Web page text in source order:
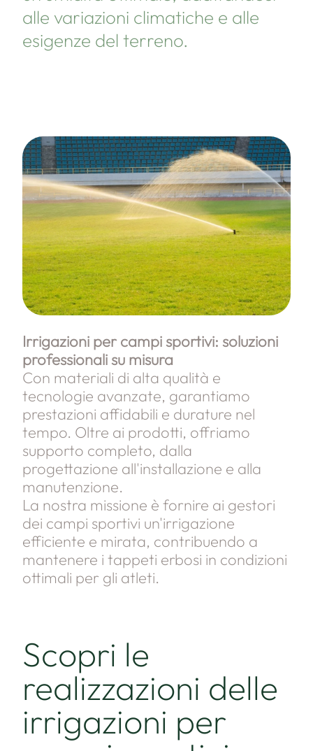
alle variazioni climatiche e alle
esigenze del terreno.
Irrigazioni per campi sportivi: soluzioni
professionali su misura
Con materiali di alta qualità e
tecnologie avanzate, garantiamo
prestazioni affidabili e durature nel
tempo. Oltre ai prodotti, offriamo
supporto completo, dalla
progettazione all'installazione e alla
manutenzione.
La nostra missione è fornire ai gestori
dei campi sportivi un'irrigazione
efficiente e mirata, contribuendo a
mantenere i tappeti erbosi in condizioni
ottimali per gli atleti.
Scopri le
realizzazioni delle
irrigazioni per